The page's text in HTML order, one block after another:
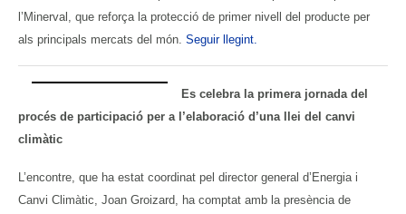
l’Minerval, que reforça la protecció de primer nivell del producte per
als principals mercats del món. Seguir llegint.
Es celebra la primera jornada del
procés de participació per a l’elaboració d’una llei del canvi
climàtic
L’encontre, que ha estat coordinat pel director general d’Energia i
Canvi Climàtic, Joan Groizard, ha comptat amb la presència de